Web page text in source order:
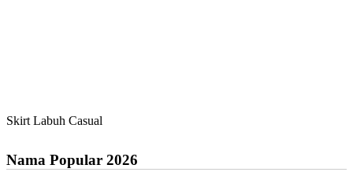
Skirt Labuh Casual
Nama Popular 2026